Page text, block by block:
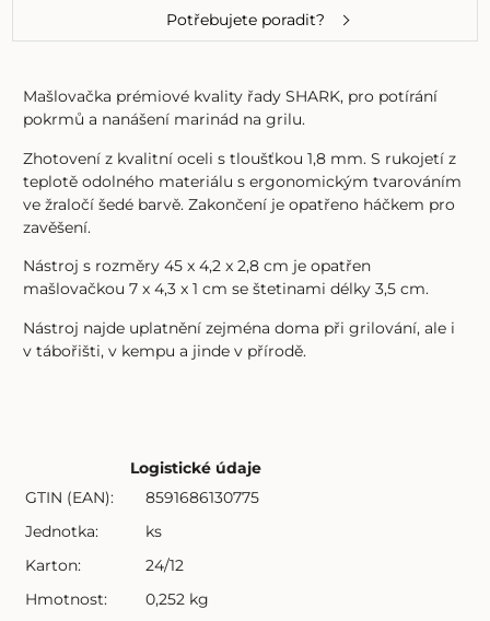
Potřebujete poradit?
Mašlovačka prémiové kvality řady SHARK, pro potírání
pokrmů a nanášení marinád na grilu.
Zhotovení z kvalitní oceli s tloušťkou 1,8 mm. S rukojetí z
teplotě odolného materiálu s ergonomickým tvarováním
ve žraločí šedé barvě. Zakončení je opatřeno háčkem pro
zavěšení.
Nástroj s rozměry 45 x 4,2 x 2,8 cm je opatřen
mašlovačkou 7 x 4,3 x 1 cm se štetinami délky 3,5 cm.
Nástroj najde uplatnění zejména doma při grilování, ale i
v tábořišti, v kempu a jinde v přírodě.
Logistické údaje
GTIN (EAN):
8591686130775
Jednotka:
ks
Karton:
24/12
Hmotnost:
0,252 kg